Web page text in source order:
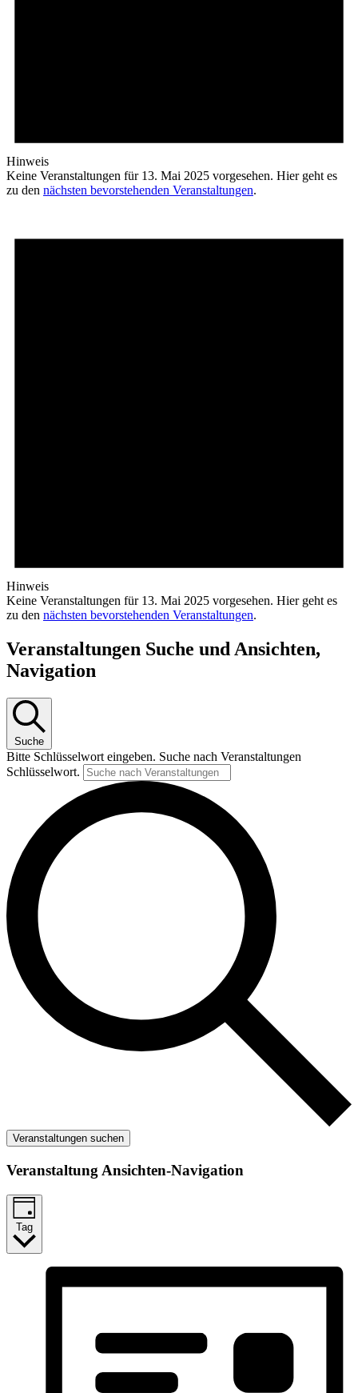
Hinweis
Keine Veranstaltungen für 13. Mai 2025 vorgesehen. Hier geht es
zu den nächsten bevorstehenden Veranstaltungen.
Hinweis
Keine Veranstaltungen für 13. Mai 2025 vorgesehen. Hier geht es
zu den nächsten bevorstehenden Veranstaltungen.
Veranstaltungen Suche und Ansichten,
Navigation
Suche
Bitte Schlüsselwort eingeben. Suche nach Veranstaltungen
Schlüsselwort.
Veranstaltungen suchen
Veranstaltung Ansichten-Navigation
Tag